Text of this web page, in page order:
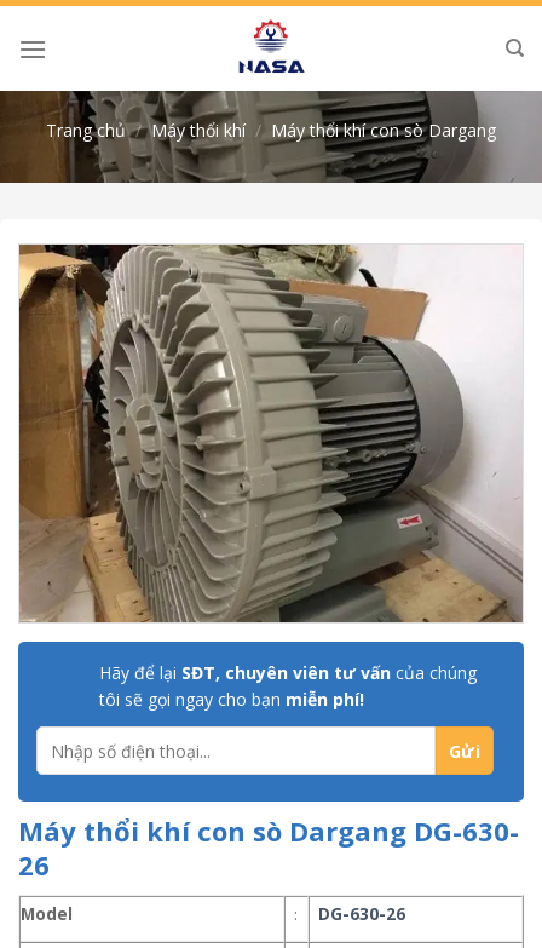
Skip
Trang chủ / Máy thổi khí / Máy thổi khí con sò Dargang
Hãy để lại SĐT, chuyên viên tư vấn của chúng
tôi sẽ gọi ngay cho bạn miễn phí!
Máy thổi khí con sò Dargang DG-630-
26
Model : DG-630-26